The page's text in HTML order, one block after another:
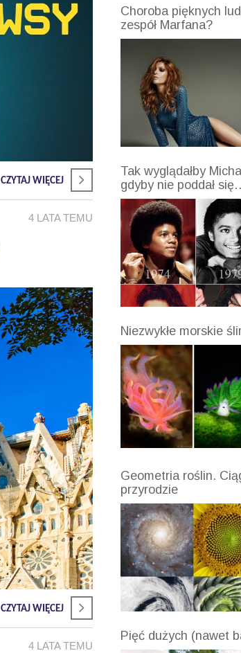
CZYTAJ WIĘCEJ
4 LATA TEMU
CZYTAJ WIĘCEJ
4 LATA TEMU
Choroba pięknych
zespół Marfana?
Tak wyglądałby
gdyby nie poddał
Niezwykłe morskie
Geometria roślin.
przyrodzie
Pięć dużych (nawet